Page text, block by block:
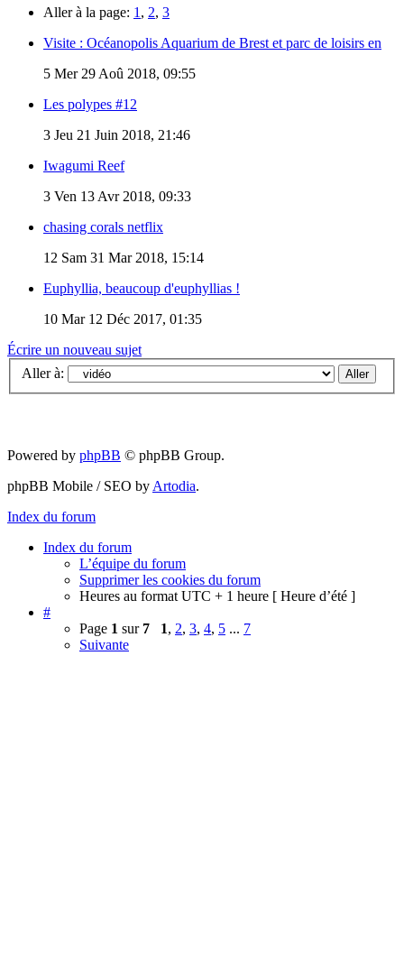
Aller à la page: 1 , 2, 3
Visite : Océanopolis Aquarium de Brest et parc de loisirs en
5 Mer 29 Aoû 2018, 09:55
Les polypes #12
3 Jeu 21 Juin 2018, 21:46
Iwagumi Reef
3 Ven 13 Avr 2018, 09:33
chasing corals netflix
12 Sam 31 Mar 2018, 15:14
Euphyllia, beaucoup d'euphyllias !
10 Mar 12 Déc 2017, 01:35
Écrire un nouveau sujet
Aller à:
Powered by phpBB © phpBB Group.
phpBB Mobile / SEO byArtodia.
Index du forum
Index du forum
L’équipe du forum
Supprimer les cookies du forum
Heures au format UTC + 1 heure [ Heure d’été ]
#
Page 1 sur 7 1, 2, 3, 4, 5 ... 7
Suivante